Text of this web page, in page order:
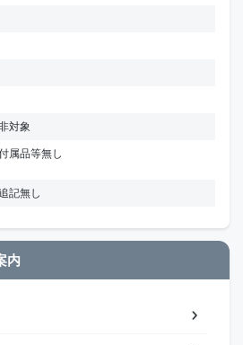
対象
属品等無し
記無し
内